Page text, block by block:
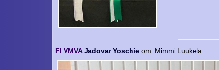
FI VMVAJadovar Yoschie om. Mimmi Luukela